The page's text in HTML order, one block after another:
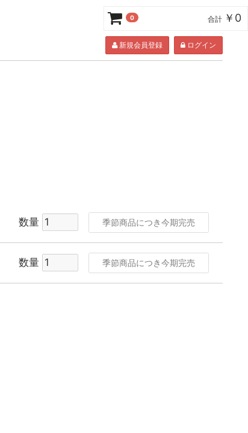
新規会員登録 ログイン
数量 季節商品につき今期完売
数量 季節商品につき今期完売
0 合計 ￥0